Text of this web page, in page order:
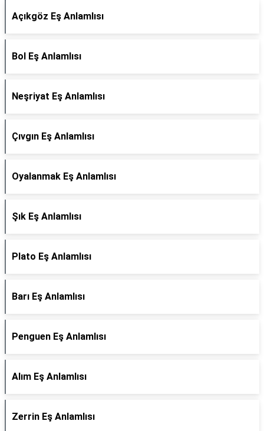
Açıkgöz Eş Anlamlısı
Bol Eş Anlamlısı
Neşriyat Eş Anlamlısı
Çıvgın Eş Anlamlısı
Oyalanmak Eş Anlamlısı
Şık Eş Anlamlısı
Plato Eş Anlamlısı
Barı Eş Anlamlısı
Penguen Eş Anlamlısı
Alım Eş Anlamlısı
Zerrin Eş Anlamlısı